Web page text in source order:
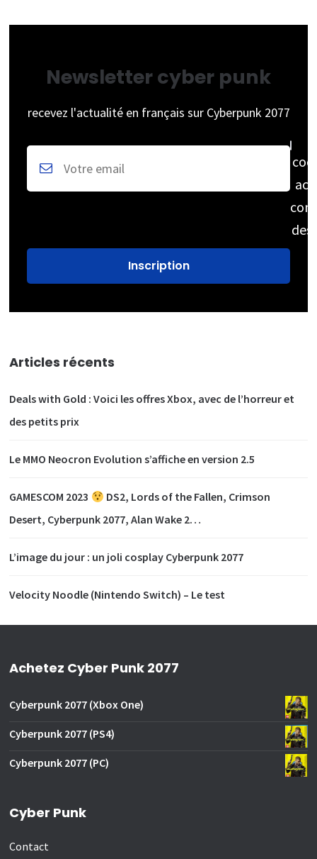
Newsletter cyber punk
recevez l'actualité en français sur Cyberpunk 2077
des
Articles récents
Deals with Gold : Voici les offres Xbox, avec de l’horreur et
des petits prix
Le MMO Neocron Evolution s’affiche en version 2.5
GAMESCOM 2023
DS2, Lords of the Fallen, Crimson
Desert, Cyberpunk 2077, Alan Wake 2…
L’image du jour : un joli cosplay Cyberpunk 2077
Velocity Noodle (Nintendo Switch) – Le test
Achetez Cyber Punk 2077
Cyberpunk 2077 (Xbox One)
Cyberpunk 2077 (PS4)
Cyberpunk 2077 (PC)
Cyber Punk
Contact